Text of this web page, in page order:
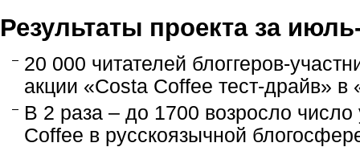
Результаты проекта за
20 000 читателей блоггеров-
акции «Costa Coffee тест-драйв»
В 2 раза – до 1700 возросло
Coffee в русскоязычной